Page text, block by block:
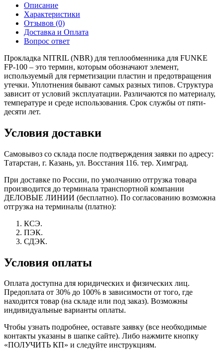
Описание
Характеристики
Отзывов (0)
Доставка и Оплата
Вопрос ответ
Прокладка NITRIL (NBR) для теплообменника для FUNKE
FP-100 – это термин, которым обозначают элемент,
используемый для герметизации пластин и предотвращения
утечки. Уплотнения бывают самых разных типов. Структура
зависит от условий эксплуатации. Различаются по материалу,
температуре и среде использования. Срок службы от пяти-
десяти лет.
Условия доставки
Самовывоз со склада после подтверждения заявки по адресу:
Татарстан, г. Казань, ул. Восстания 116. тер. Химград.
При доставке по России, по умолчанию отгрузка товара
производится до терминала транспортной компании
ДЕЛОВЫЕ ЛИНИИ (бесплатно). По согласованию возможна
отгрузка на терминалы (платно):
КСЭ.
ПЭК.
СДЭК.
Условия оплаты
Оплата доступна для юридических и физических лиц.
Предоплата от 30% до 100% в зависимости от того, где
находится товар (на складе или под заказ). Возможны
индивидуальные варианты оплаты.
Чтобы узнать подробнее, оставьте заявку (все необходимые
контакты указаны в шапке сайте). Либо нажмите кнопку
«ПОЛУЧИТЬ КП» и следуйте инструкциям.